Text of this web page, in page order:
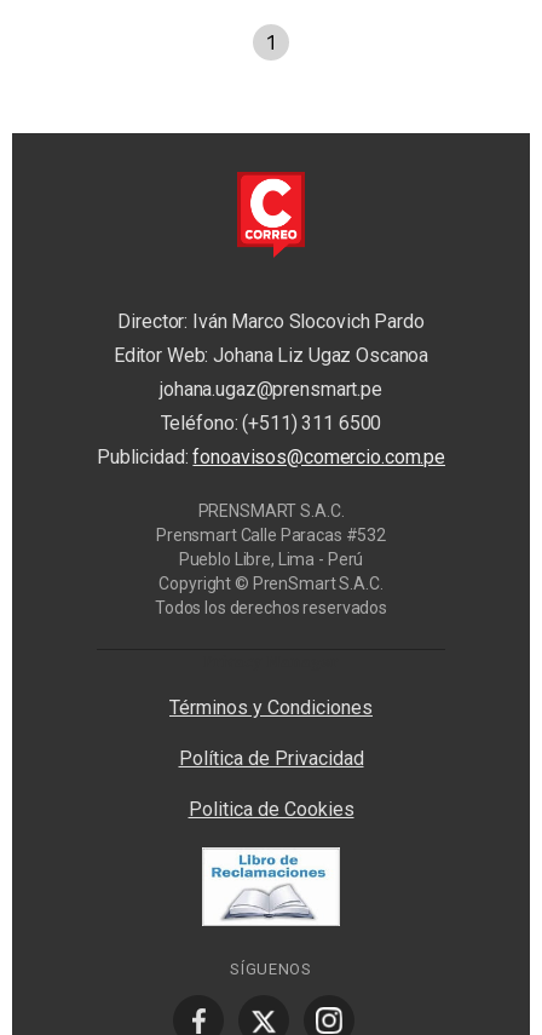
1
Director: Iván Marco Slocovich Pardo
Editor Web: Johana Liz Ugaz Oscanoa
johana.ugaz@prensmart.pe
Teléfono: (+511) 311 6500
Publicidad:fonoavisos@comercio.com.pe
PRENSMART S.A.C.
Prensmart Calle Paracas #532
Pueblo Libre, Lima - Perú
Copyright © PrenSmart S.A.C.
Todos los derechos reservados
Términos y Condiciones
Política de Privacidad
Politica de Cookies
SÍGUENOS